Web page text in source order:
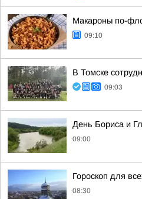
Макароны по-
09:10
В Томске
09:03
День Бориса и
09:00
Гороскоп для
08:30